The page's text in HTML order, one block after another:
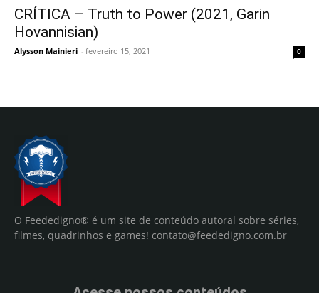
CRÍTICA – Truth to Power (2021, Garin
Hovannisian)
Alysson Mainieri - fevereiro 15, 2021 0
O Feededigno® é um site de conteúdo autoral sobre séries,
filmes, quadrinhos e games! contato@feededigno.com.br